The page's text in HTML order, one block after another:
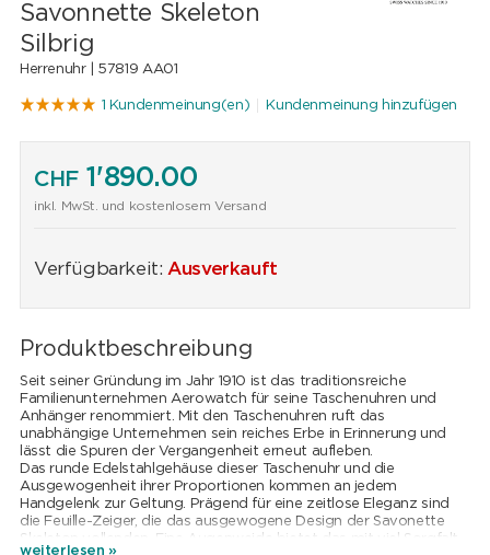
Savonnette Skeleton
Silbrig
Herrenuhr | 57819 AA01
1 Kundenmeinung(en) Kundenmeinung hinzufügen
CHF1'890.00
inkl. MwSt. und kostenlosem Versand
Verfügbarkeit: Ausverkauft
Produktbeschreibung
Seit seiner Gründung im Jahr 1910 ist das traditionsreiche
Familienunternehmen Aerowatch für seine Taschenuhren und
Anhänger renommiert. Mit den Taschenuhren ruft das
unabhängige Unternehmen sein reiches Erbe in Erinnerung und
lässt die Spuren der Vergangenheit erneut aufleben.
Das runde Edelstahlgehäuse dieser Taschenuhr und die
Ausgewogenheit ihrer Proportionen kommen an jedem
Handgelenk zur Geltung. Prägend für eine zeitlose Eleganz sind
die Feuille-Zeiger, die das ausgewogene Design der Savonette
weiterlesen »